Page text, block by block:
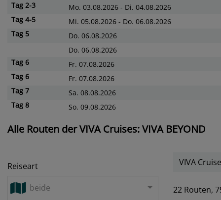
Tag 2-3 Mo. 03.08.2026 - Di. 04.08.2026
Tag 4-5 Mi. 05.08.2026 - Do. 06.08.2026
Tag 5 Do. 06.08.2026
Do. 06.08.2026
Tag 6 Fr. 07.08.2026
Tag 6 Fr. 07.08.2026
Tag 7 Sa. 08.08.2026
Tag 8 So. 09.08.2026
Alle Routen der VIVA Cruises: VIVA BEYOND
Reiseart
beide
VIVA
22 Routen,